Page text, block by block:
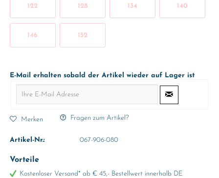
122 128 134 140
146 152
E-Mail erhalten sobald der Artikel wieder auf Lager ist
Merken Fragen zum Artikel?
Artikel-Nr.: 067-906-080
Vorteile
Kostenloser Versand* ab € 45,- Bestellwert innerhalb DE